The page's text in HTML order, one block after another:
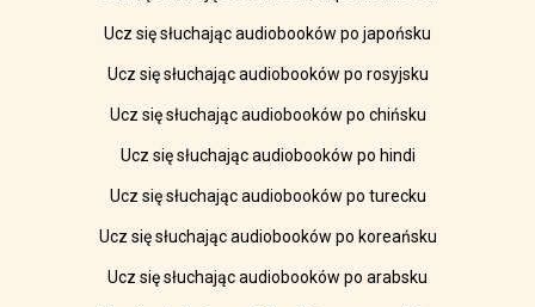
Ucz się słuchając audiobooków po japońsku
Ucz się słuchając audiobooków po rosyjsku
Ucz się słuchając audiobooków po chińsku
Ucz się słuchając audiobooków po hindi
Ucz się słuchając audiobooków po turecku
Ucz się słuchając audiobooków po koreańsku
Ucz się słuchając audiobooków po arabsku